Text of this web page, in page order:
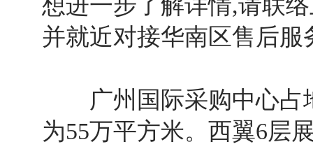
想进一步了解详情,请联
并就近对接华南区售后服
广州国际采购中心占
为55万平方米。西翼6层